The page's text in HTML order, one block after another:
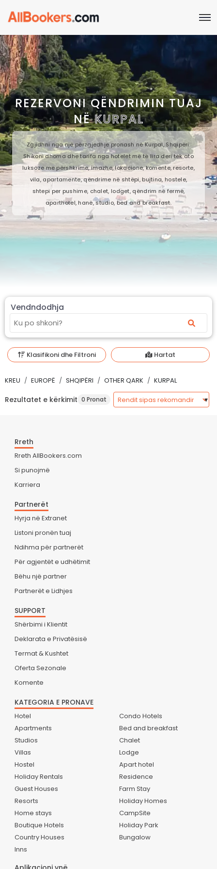
REZERVONI QËNDRIMIN TUAJ
NËKURPAL
Zgjidhni nga një përzgjedhje pronash në Kurpal, Shqipëri.
Shikoni dhoma dhe tarifa nga hotelet më të lira deri tek ato
luksoze me përshkrime, imazhe, lokacione, komente, resorte,
vila, apartamente, qëndrime në shtëpi, bujtina, hostele,
shtepi per pushime, chalet, lodget, qëndrim në fermë,
aparthotel, hanë, studio, bed and breakfast.
Vendndodhja
Klasifikoni dhe Filtroni Hartat
KREU EUROPË SHQIPËRI OTHER QARK KURPAL
Rezultatet e kërkimit 0 Pronat
Rreth
Rreth AllBookers.com
Si punojmë
Karriera
Partnerët
Hyrja në Extranet
Listoni pronën tuaj
Ndihma për partnerët
Për agjentët e udhëtimit
Bëhu një partner
Partnerët e Lidhjes
SUPPORT
Shërbimi i Klientit
Deklarata e Privatësisë
Termat & Kushtet
Oferta Sezonale
Komente
KATEGORIA E PRONAVE
Hotel
Apartments
Studios
Villas
Hostel
Holiday Rentals
Guest Houses
Resorts
Home stays
Boutique Hotels
Country Houses
Inns
Condo Hotels
Bed and breakfast
Chalet
Lodge
Apart hotel
Residence
Farm Stay
Holiday Homes
CampSite
Holiday Park
Bungalow